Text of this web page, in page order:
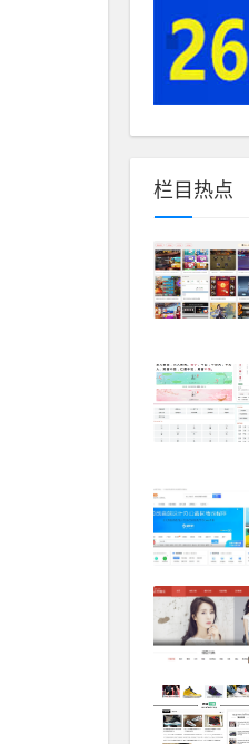
栏目热点